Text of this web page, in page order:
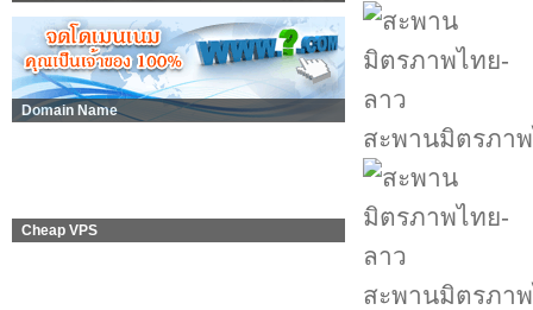
Domain Name
Cheap VPS
สะพานมิตรภา
สะพานมิตรภา